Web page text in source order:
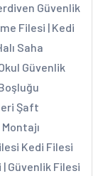
Güvenlik
Filesi | Kedi
Saha
Güvenlik
Şaft
Kedi Filesi
| Güvenlik Filesi